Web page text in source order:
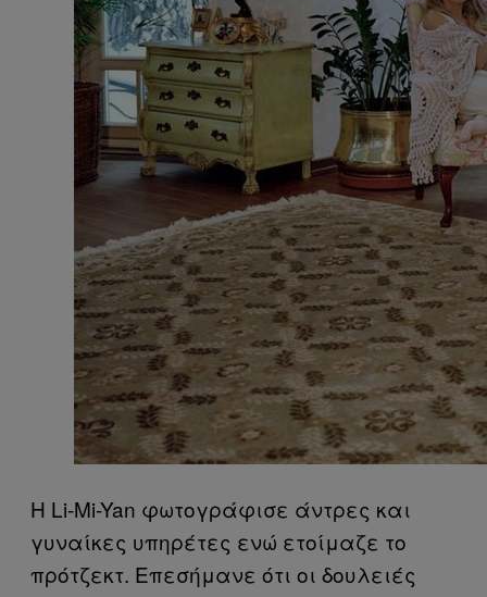
Η Li-Mi-Yan φωτογράφισε άντρες και
γυναίκες υπηρέτες ενώ ετοίμαζε το
πρότζεκτ. Επεσήμανε ότι οι δουλειές